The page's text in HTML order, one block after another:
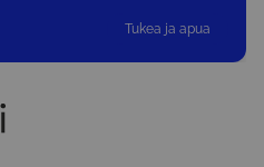
Tukea ja apua